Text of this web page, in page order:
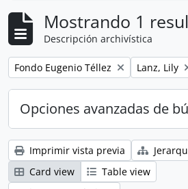
Mostrando 1
Descripción archivística
Remove filter:
Fondo Eugenio Téllez Remove
Lanz, Lily
Opciones avanzadas de
Imprimir vista previa
Card view
Table view